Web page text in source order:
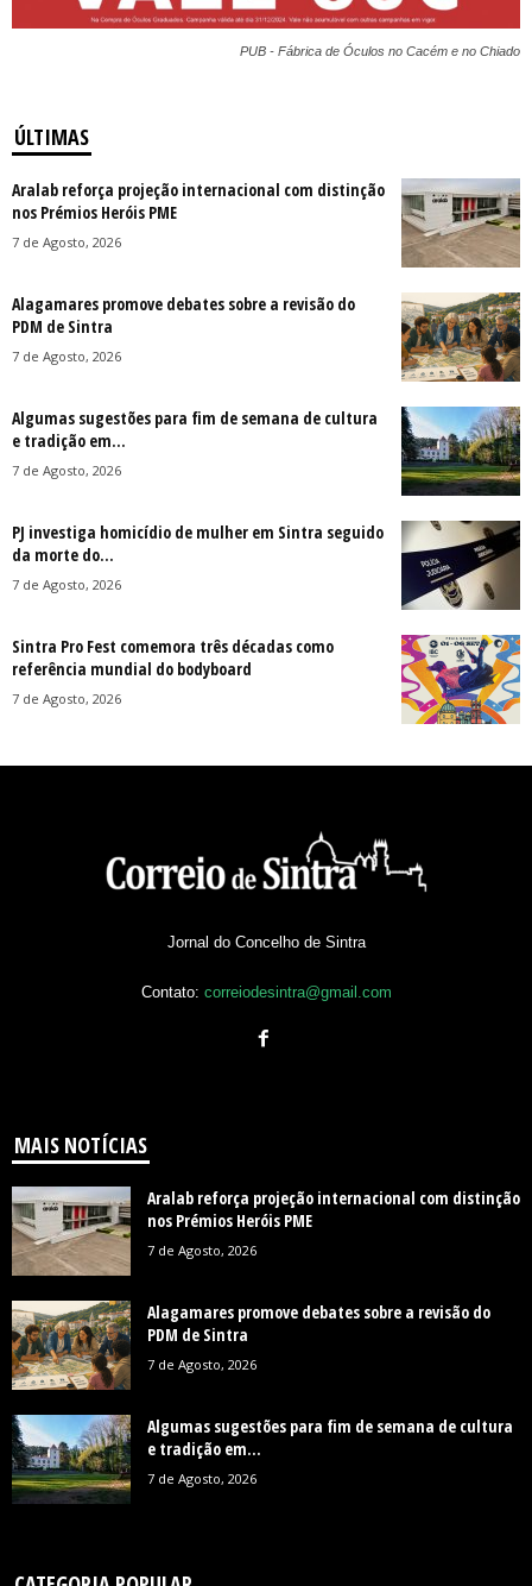
PUB - Fábrica de Óculos no Cacém e no Chiado
ÚLTIMAS
Aralab reforça projeção internacional com distinção
nos Prémios Heróis PME
7 de Agosto, 2026
Alagamares promove debates sobre a revisão do
PDM de Sintra
7 de Agosto, 2026
Algumas sugestões para fim de semana de cultura
e tradição em...
7 de Agosto, 2026
PJ investiga homicídio de mulher em Sintra seguido
da morte do...
7 de Agosto, 2026
Sintra Pro Fest comemora três décadas como
referência mundial do bodyboard
7 de Agosto, 2026
Jornal do Concelho de Sintra
Contato: correiodesintra@gmail.com
MAIS NOTÍCIAS
Aralab reforça projeção internacional com distinção
nos Prémios Heróis PME
7 de Agosto, 2026
Alagamares promove debates sobre a revisão do
PDM de Sintra
7 de Agosto, 2026
Algumas sugestões para fim de semana de cultura
e tradição em...
7 de Agosto, 2026